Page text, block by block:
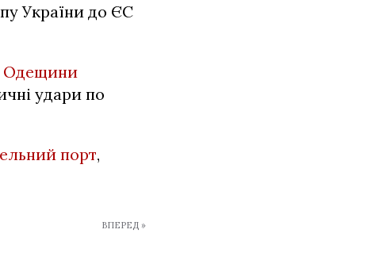
України до ЄС
Одещини
удари по
порт,
ВПЕРЕД »